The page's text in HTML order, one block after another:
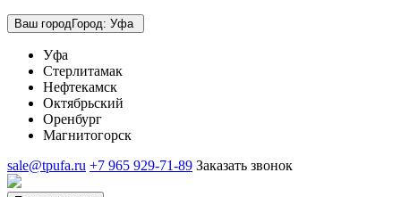
Ваш городГород: Уфа
Уфа
Стерлитамак
Нефтекамск
Октябрьский
Оренбург
Магнитогорск
sale@tpufa.ru +7 965 929-71-89 Заказать звонок